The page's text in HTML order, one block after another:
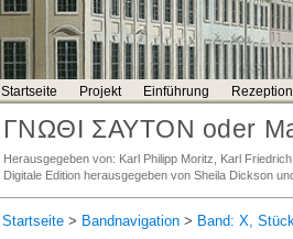
Startseite Projekt Einführung Rezeption
ΓΝΩΘΙ ΣΑΥΤΟΝ oder
Herausgegeben von: Karl Philipp Moritz, Karl
Digitale Edition herausgegeben von Sheila Dickson
Startseite > Bandnavigation > Band: X,